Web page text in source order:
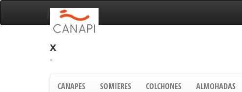
x
-
CANAPES SOMIERES COLCHONES ALMOHADAS